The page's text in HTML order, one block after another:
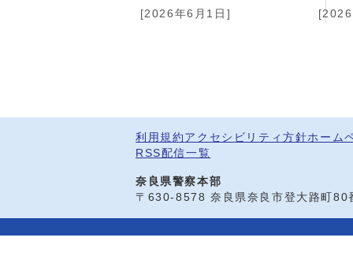
[2026年6月1日]
利用規約 アクセシビリティ方針ホーム
RSS配信一覧
奈良県警察本部
〒630-8578 奈良県奈良市登大路町80